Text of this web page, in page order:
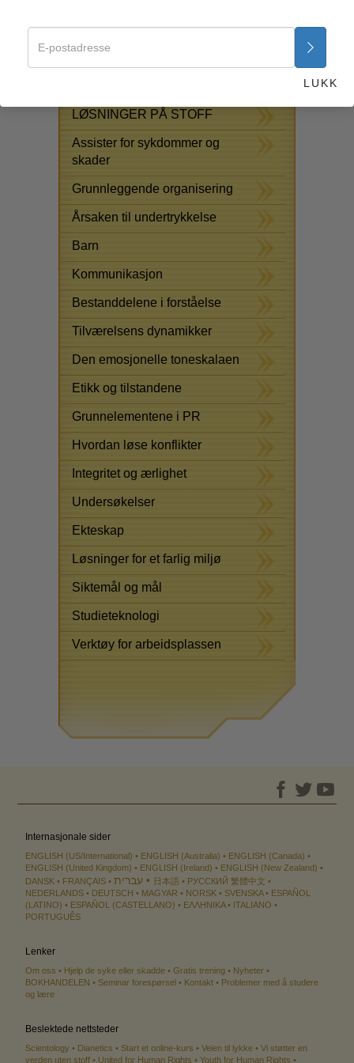
Start nå >>
LØSNINGER PÅ STOFF
Assister for sykdommer og
skader
Grunnleggende organisering
Årsaken til undertrykkelse
Barn
Kommunikasjon
Bestanddelene i forståelse
Tilværelsens dynamikker
Den emosjonelle toneskalaen
Etikk og tilstandene
Grunnelementene i PR
Hvordan løse konflikter
Integritet og ærlighet
Undersøkelser
Ekteskap
Løsninger for et farlig miljø
Siktemål og mål
Studieteknologi
Verktøy for arbeidsplassen
Internasjonale sider
ENGLISH (US/International) ENGLISH (Australia)
ENGLISH (Canada)
ENGLISH (United Kingdom)
ENGLISH (Ireland)
ENGLISH (New Zealand)
DANSK
FRANÇAIS עברית 日本語 РУССКИЙ 繁體中文
NEDERLANDS
DEUTSCH MAGYAR NORSK SVENSKA
ESPAÑOL
(LATINO)
ESPAÑOL (CASTELLANO) ΕΛΛΗΝΙΚA
ITALIANO
PORTUGUÊS
Lenker
Om oss Hjelp de syke eller skadde Gratis trening
Nyheter
BOKHANDELEN
Seminar forespørsel Kontakt
Problemer med å studere
og lære
Beslektede nettsteder
Scientology Dianetics Start et online-kurs Veien til lykke
Vi støtter en
verden uten stoff
United for Human Rights Youth for Human Rights
LUKK